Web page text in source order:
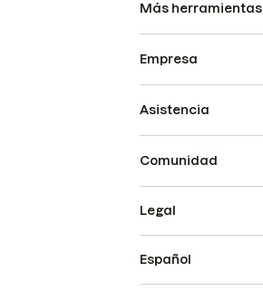
Más herramientas
Empresa
Asistencia
Comunidad
Legal
Español